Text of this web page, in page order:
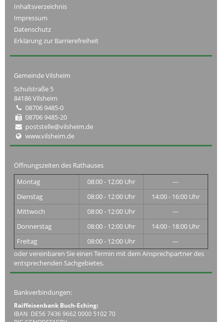
Inhaltsverzeichnis
Impressum
Datenschutz
Erklärung zur Barrierefreiheit
Gemeinde Vilsheim
Schulstraße 5
84186 Vilsheim
08706 9485-0
08706 9485-20
poststelle@vilsheim.de
www.vilsheim.de
Öffnungszeiten des Rathauses
Montag
08:00 - 12:00 Uhr
---
Dienstag
08:00 - 12:00 Uhr
14:00 - 16:00 Uhr
Mittwoch
08:00 - 12:00 Uhr
---
Donnerstag
08:00 - 12:00 Uhr
14:00 - 18:00 Uhr
Freitag
08:00 - 12:00 Uhr
---
oder vereinbaren Sie einen Termin mit dem Ansprechpartner des
entsprechenden Sachgebietes.
Bankverbindungen:
Raiffeisenbank Buch-Eching:
IBAN DE56 7436 9662 0000 5102 70